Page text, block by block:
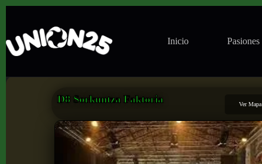
Inicio Pasiones
D8 Sorkuntza Faktoria Ver Mapa